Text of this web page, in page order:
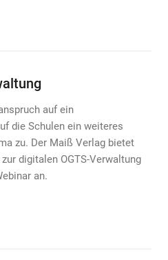
auf ein
die Schulen ein weiteres
zu. Der Maiß Verlag bietet
digitalen OGTS-Verwaltung
an.